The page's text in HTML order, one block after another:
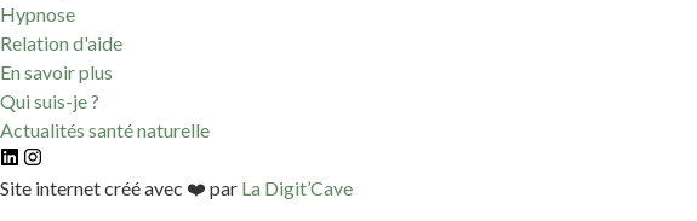
Hypnose
Relation d'aide
En savoir plus
Qui suis-je ?
Actualités santé naturelle
Site internet créé avec ❤️ par La Digit’Cave